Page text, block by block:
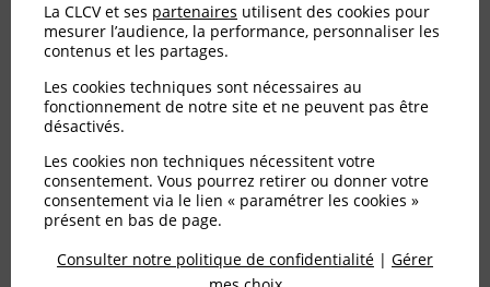
pesticides aux particuliers : un site internet condamné
Interdiction de la vente
de pesticides aux
particuliers : un site
internet condamné
Publié le11/07/2019(mis à jour le06/03/2026)
La CLCV et ses partenaires utilisent des cookies pour
mesurer l’audience, la performance, personnaliser les
contenus et les partages.
Les cookies techniques sont nécessaires au
fonctionnement de notre site et ne peuvent pas être
désactivés.
Les cookies non techniques nécessitent votre
consentement. Vous pourrez retirer ou donner votre
consentement via le lien « paramétrer les cookies »
présent en bas de page.
Consulter notre politique de confidentialité | Gérer